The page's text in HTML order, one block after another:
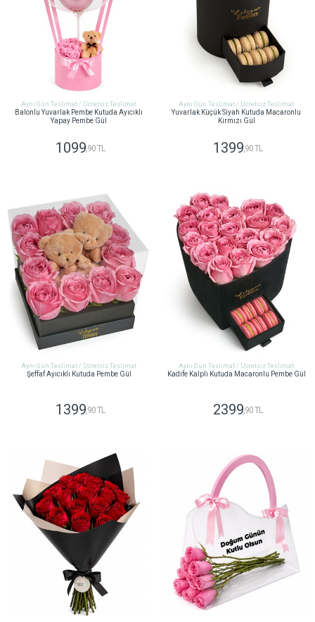
Aynı Gün Teslimat / Ücretsiz Teslimat
Balonlu Yuvarlak Pembe Kutuda Ayıcıklı
Yapay Pembe Gül
1099 ,90 TL
Aynı Gün Teslimat / Ücretsiz Teslimat
Yuvarlak Küçük Siyah Kutuda Macaronlu
Kırmızı Gül
1399 ,90 TL
Aynı Gün Teslimat / Ücretsiz Teslimat
Şeffaf Ayıcıklı Kutuda Pembe Gül
1399,90 TL
Aynı Gün Teslimat / Ücretsiz Teslimat
Kadife Kalpli Kutuda Macaronlu Pembe Gül
2399,90 TL